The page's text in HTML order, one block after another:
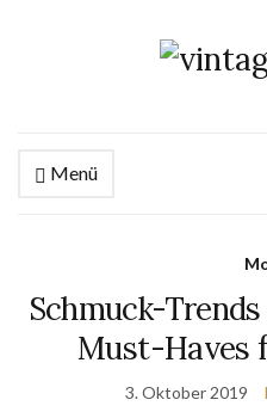
Menü
Schmuck-Trends
Must-Haves
3. Oktober 2019